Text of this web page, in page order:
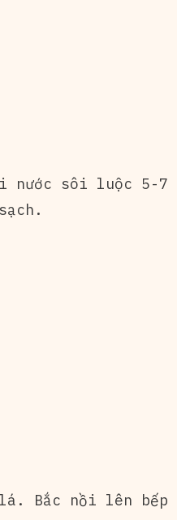
nước sôi luộc 5-
Bắc nồi lên bếp